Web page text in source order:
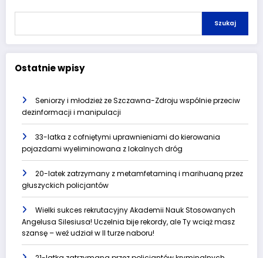
Szukaj
Ostatnie wpisy
Seniorzy i młodzież ze Szczawna-Zdroju wspólnie przeciw
dezinformacji i manipulacji
33-latka z cofniętymi uprawnieniami do kierowania
pojazdami wyeliminowana z lokalnych dróg
20-latek zatrzymany z metamfetaminą i marihuaną przez
głuszyckich policjantów
Wielki sukces rekrutacyjny Akademii Nauk Stosowanych
Angelusa Silesiusa! Uczelnia bije rekordy, ale Ty wciąż masz
szansę – weź udział w II turze naboru!